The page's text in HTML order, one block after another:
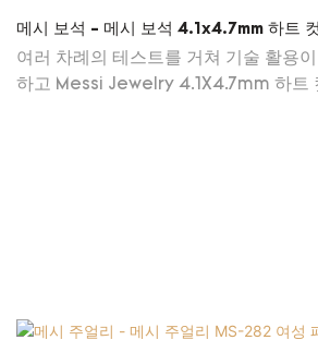
메시 보석 - 메시 보석 4.1x4.7mm 하트
성장 다이아몬드 여자 14K 화이트 골드
여러 차례의 테스트를 거쳐 기술 활용
하고 Messi Jewelry 4.1X4.7mm 하트